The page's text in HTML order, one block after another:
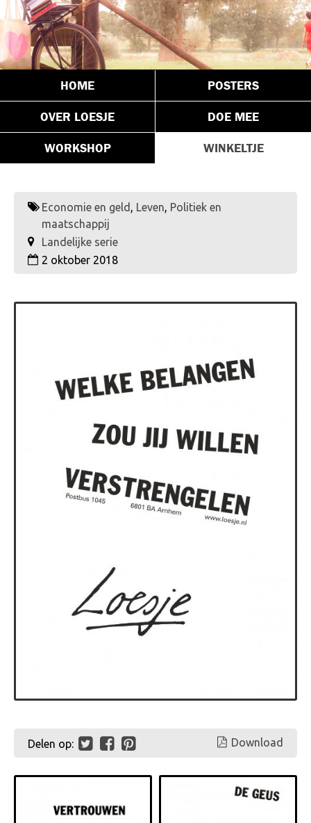
HOME POSTERS
OVER LOESJE DOE MEE
WORKSHOP WINKELTJE
Economie en geld , Leven, Politiek en
maatschappij
Landelijke serie
2 oktober 2018
Delen op: Download